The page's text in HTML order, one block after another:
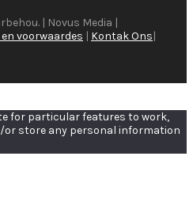
| Novus Media |
voorwaardes | Kontak Ons|
for particular features to work,
store any personal information